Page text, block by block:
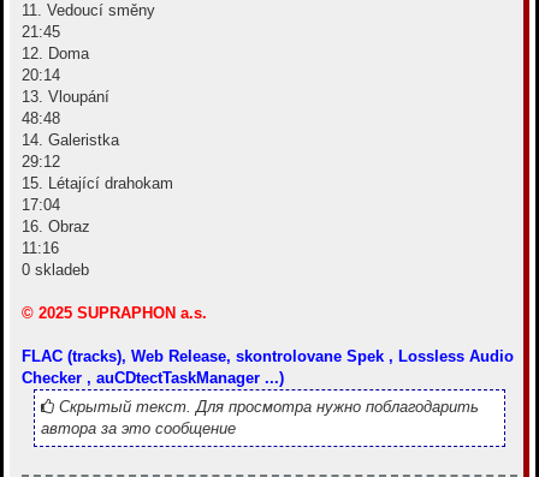
11. Vedoucí směny
21:45
12. Doma
20:14
13. Vloupání
48:48
14. Galeristka
29:12
15. Létající drahokam
17:04
16. Obraz
11:16
0 skladeb
© 2025 SUPRAPHON a.s.
FLAC (tracks), Web Release, skontrolovane Spek , Lossless Audio
Checker , auCDtectTaskManager ...)
Скрытый текст. Для просмотра нужно поблагодарить
автора за это сообщение